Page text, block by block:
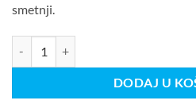
smetnji.
DODAJ U